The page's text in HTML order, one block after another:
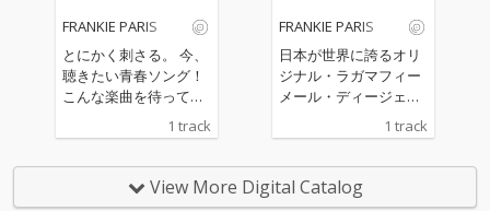
FRANKIE PARIS
とにかく刺さる。 今、
聴きたい青春ソング！
こんな楽曲を待ってい
た 心に届く感情を解放
して全力で受け止める
あの頃に戻れる あの感
情、切なくもあり悲し
1 track
FRANKIE PARIS
日本が世界に誇るオリ
ジナル・ラガマフィー
メール・ディージェイ
ランキーパリ）がドイ
The Germaicansと踏
み出す大きな一歩！Mi
1 track
View More Digital Catalog